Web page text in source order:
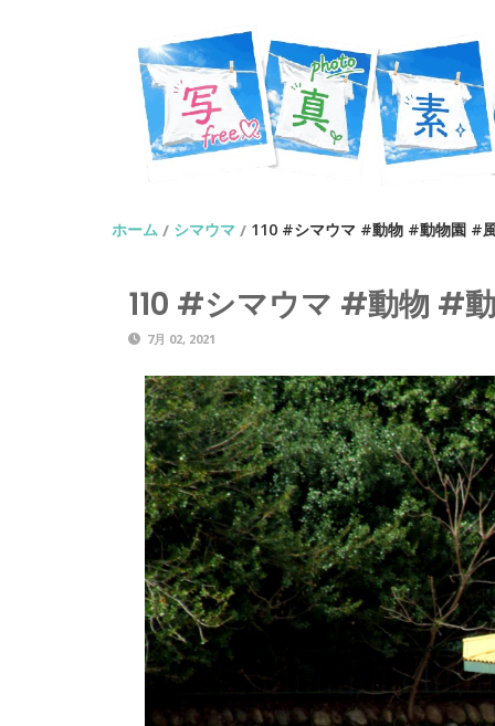
ホーム / シマウマ / 110 #シマウマ #動物 #動物園 #
110 #シマウマ #動物 #
7月 02, 2021